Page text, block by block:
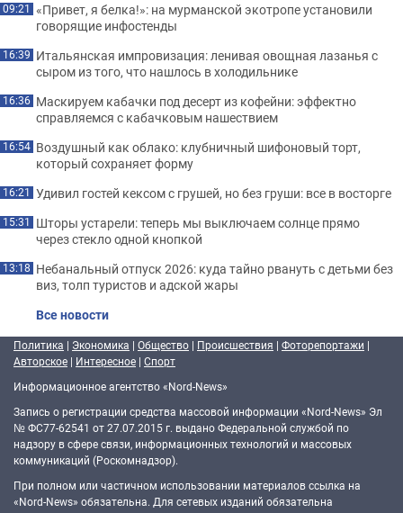
09:21 «Привет, я белка!»: на мурманской экотропе установили
говорящие инфостенды
16:39 Итальянская импровизация: ленивая овощная лазанья с
сыром из того, что нашлось в холодильнике
16:36 Маскируем кабачки под десерт из кофейни: эффектно
справляемся с кабачковым нашествием
16:54 Воздушный как облако: клубничный шифоновый торт,
который сохраняет форму
16:21 Удивил гостей кексом с грушей, но без груши: все в восторге
15:31 Шторы устарели: теперь мы выключаем солнце прямо
через стекло одной кнопкой
13:18 Небанальный отпуск 2026: куда тайно рвануть с детьми без
виз, толп туристов и адской жары
Все новости
Политика | Экономика | Общество | Происшествия | Фоторепортажи |
Авторское | Интересное | Спорт
Информационное агентство «Nord-News»
Запись о регистрации средства массовой информации «Nord-News» Эл
№ ФС77-62541 от 27.07.2015 г. выдано Федеральной службой по
надзору в сфере связи, информационных технологий и массовых
коммуникаций (Роскомнадзор).
При полном или частичном использовании материалов ссылка на
«Nord-News» обязательна. Для сетевых изданий обязательна